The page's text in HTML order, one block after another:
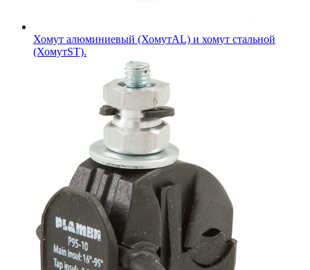
Хомут алюминиевый (ХомутAL) и хомут стальной
(ХомутST).